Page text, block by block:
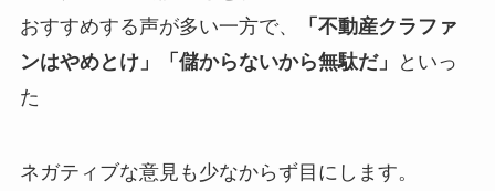
おすすめする声が多い一方で、
「不動産クラファ
ンはやめとけ」「儲からないから無駄だ」
といっ
た
ネガティブな意見も少なからず目にします。